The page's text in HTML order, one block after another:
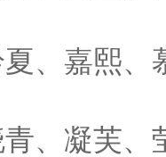
、嘉熙、
、凝芙、